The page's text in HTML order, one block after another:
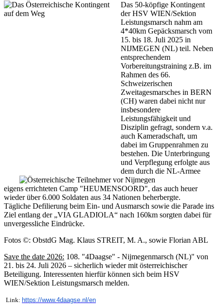
Das 50-köpfige Kontingent
der HSV WIEN/Sektion
Leistungsmarsch nahm am
4*40km Gepäcksmarsch vom
15. bis 18. Juli 2025 in
NIJMEGEN (NL) teil. Neben
entsprechendem
Vorbereitungstraining z.B. im
Rahmen des 66.
Schweizerischen
Zweitagesmarsches in BERN
(CH) waren dabei nicht nur
insbesondere
Leistungsfähigkeit und
Disziplin gefragt, sondern v.a.
auch Kameradschaft, um
dabei im Gruppenrahmen zu
bestehen. Die Unterbringung
und Verpflegung erfolgte aus
dem durch die NL-Armee
eigens errichteten Camp "HEUMENSOORD", das auch heuer
wieder über 6.000 Soldaten aus 34 Nationen beherbergte.
Tägliche Defilierung beim Ein- und Ausmarsch sowie die Parade ins
Ziel entlang der „VIA GLADIOLA“ nach 160km sorgten dabei für
unvergessliche Eindrücke.
Fotos ©: ObstdG Mag. Klaus STREIT, M. A., sowie Florian ABL
Save the date 2026: 108. "4Daagse" - Nijmegenmarsch (NL)" von
21. bis 24. Juli 2026 – sicherlich wieder mit österreichischer
Beteiligung. Interessenten hierfür können sich beim HSV
WIEN/Sektion Leistungsmarsch melden.
Link: https://www.4daagse.nl/en